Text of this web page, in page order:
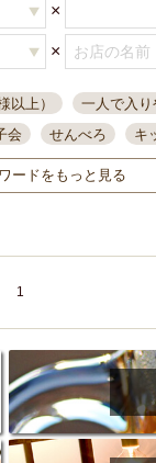
×
×
以上） 一人で入り
会 せんべろ キ
誕生日 大人数
模合 インスタ映え
レモンサワー 観
ース
リー 寿司 クリ
旭橋駅周辺 沖縄
民謡・生演奏 気
づくし 燻製料理
ードをもっと見る
1